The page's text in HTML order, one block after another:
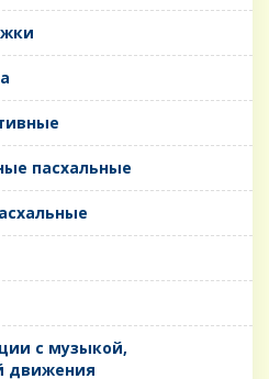
пасхальные
с музыкой,
движения